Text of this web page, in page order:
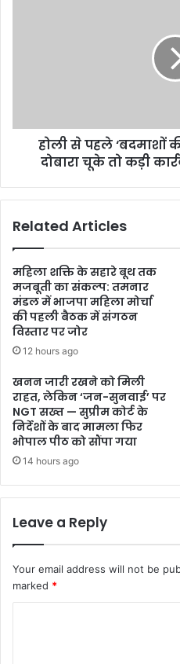
होली से पहले ‘बदमाशों
दोबारा चूके तो कड़ी
Related Articles
महिला शक्ति के सहारे बूथ तक
मजबूती का संकल्प: तमनार
मंडल में भाजपा महिला मोर्चा
की पहली बैठक में संगठन
विस्तार पर जोर
12 hours ago
खनन जारी रखने को मिली
राहत, लेकिन ‘जन-सुनवाई’ पर
NGT सख्त — सुप्रीम कोर्ट के
निर्देशों के बाद मामला फिर
भोपाल पीठ को सौंपा गया
14 hours ago
Leave a Reply
Your email address will not be
marked *